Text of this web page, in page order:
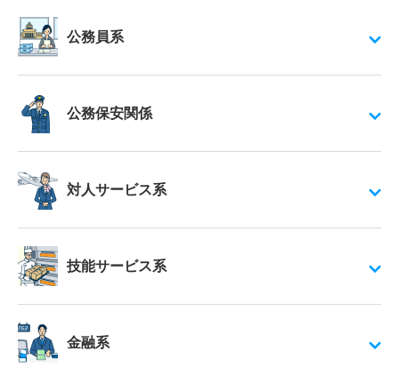
公務員系
公務保安関係
対人サービス系
技能サービス系
金融系